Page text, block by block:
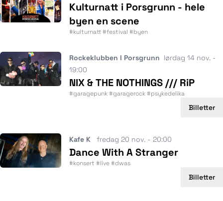
Kulturnatt i Porsgrunn - hele
byen en scene
#kulturnatt #festival #byen
Rockeklubben I Porsgrunn lørdag 14 nov. -
19:00
NIX & THE NOTHINGS /// RiP
#garagepunk #garagerock #psykedelika
Billetter
Kafe K fredag 20 nov. - 20:00
Dance With A Stranger
#konsert #live #dwas
Billetter